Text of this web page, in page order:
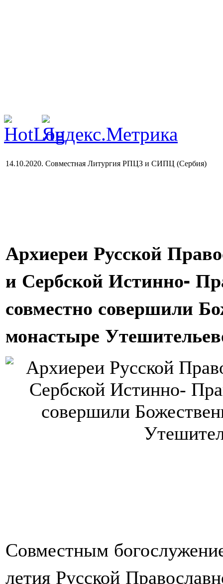
14.10.2020. Совместная Литургия РПЦЗ и СИПЦ (Сербия)
Архиереи Русской
и Сербской Истинно-
совместно совершили
монастыре
Совместным
летия Русской